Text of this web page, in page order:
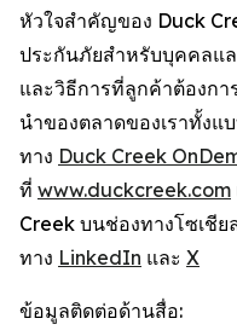
หัวใจสำคัญของ Duck
ประกันภัยสำหรับบุคคลแ
และวิธีการที่ลูกค้าต้องก
นำของตลาดของเราทั้งแ
ทาง Duck Creek
ที่ www.duckcreek.com
Creek บนช่องทางโซเชี
ทาง LinkedIn และ X
ข้อมูลติดต่อด้านสื่อ: